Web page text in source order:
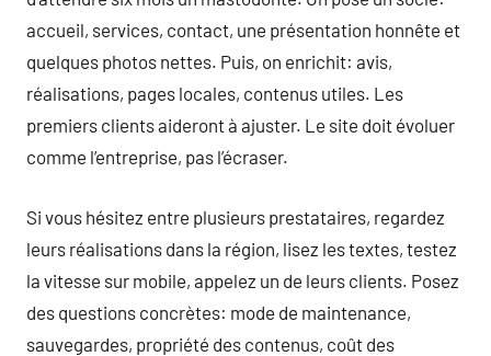
accueil, services, contact, une présentation honnête et
quelques photos nettes. Puis, on enrichit: avis,
réalisations, pages locales, contenus utiles. Les
premiers clients aideront à ajuster. Le site doit évoluer
comme l’entreprise, pas l’écraser.
Si vous hésitez entre plusieurs prestataires, regardez
leurs réalisations dans la région, lisez les textes, testez
la vitesse sur mobile, appelez un de leurs clients. Posez
des questions concrètes: mode de maintenance,
sauvegardes, propriété des contenus, coût des